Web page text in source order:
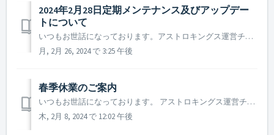
2024年2月28日定期メンテナンス及びアップデー
トについて
いつもお世話になっております。アストロキングス運営チームです。 2024年2月28日に実施予定の定期メンテナンス及びアップデートについてご案内いたします。 ※ 本告知は事前告知であり、諸事情により一部内容が変更となる場合がございます。その際は改めてご案内させていただく予定です。 ...
月, 2月 26, 2024 で 3:25 午後
春季休業のご案内
いつもお世話になっております。 アストロキングス運営チームです。 ANGAMESは、下記日程を秋季休業とさせていただくことをお知らせいたします。 ▶️ ANGAMES 春季休業期間のご案内 - 休業期間 : 2024年2月9日から2024年2月12日まで - 休業によりご対応を承れな...
木, 2月 8, 2024 で 12:02 午後